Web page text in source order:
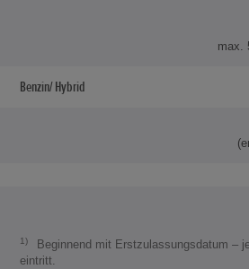
max.
Benzin/ Hybrid
1)
Beginnend mit Erstzulassungsdatum –
eintritt.